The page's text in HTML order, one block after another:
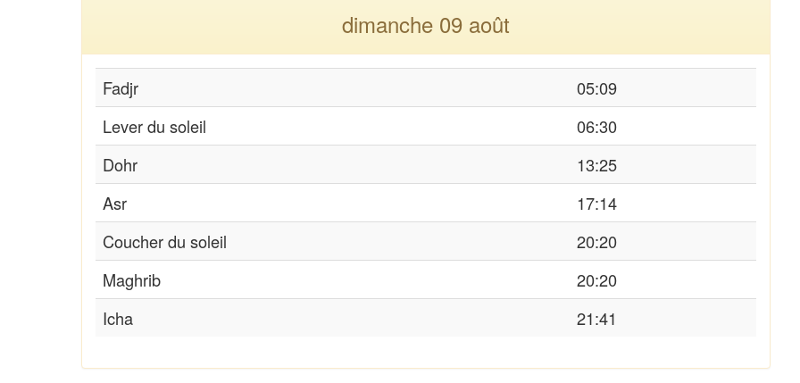
dimanche 09 août
Fadjr
05:09
Lever du soleil
06:30
Dohr
13:25
Asr
17:14
Coucher du soleil
20:20
Maghrib
20:20
Icha
21:41